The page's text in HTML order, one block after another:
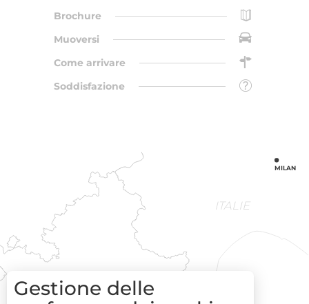
Brochure
Muoversi
Come arrivare
Soddisfazione
ITALIE
SOPHIA
ANTIPOLIS
MILAN
Gestione delle